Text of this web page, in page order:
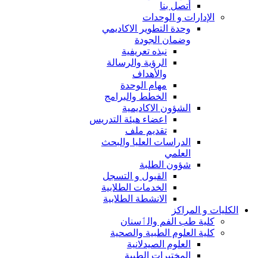
أتصل بنا
الإدارات و الوحدات
وحدة التطوير الاكاديمي
وضمان الجودة
نبذه تعريفية
الرؤية والرسالة
والأهداف
مهام الوحدة
الخطط والبرامج
الشؤون الاكاديمية
اعضاء هيئة التدريس
تقديم ملف
الدراسات العليا والبحث
العلمي
شؤون الطلبة
القبول و التسجل
الخدمات الطلابية
الانشطة الطلابية
الكليات و المراكز
كلية طب الفم والٲسنان
كلية العلوم الطبية والصحية
العلوم الصيدلانية
المختبرات الطبية